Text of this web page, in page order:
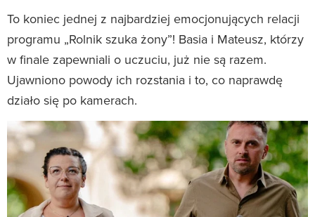
To koniec jednej z najbardziej emocjonujących relacji
programu „Rolnik szuka żony”! Basia i Mateusz, którzy
w finale zapewniali o uczuciu, już nie są razem.
Ujawniono powody ich rozstania i to, co naprawdę
działo się po kamerach.